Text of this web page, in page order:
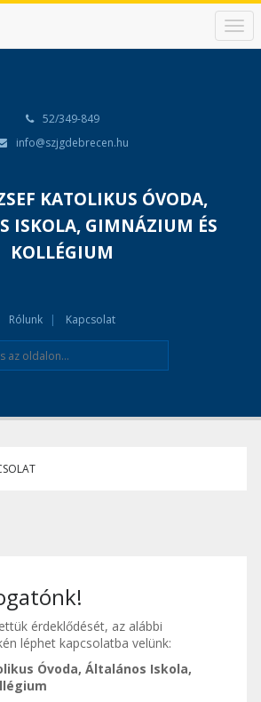
N
a
52/349-849
info@szjgdebrecen.hu
KATOLIKUS ÓVODA,
ISKOLA, GIMNÁZIUM ÉS
KOLLÉGIUM
Rólunk Kapcsolat
érdeklődését, az alábbi
léphet kapcsolatba velünk:
Óvoda, Általános Iskola,